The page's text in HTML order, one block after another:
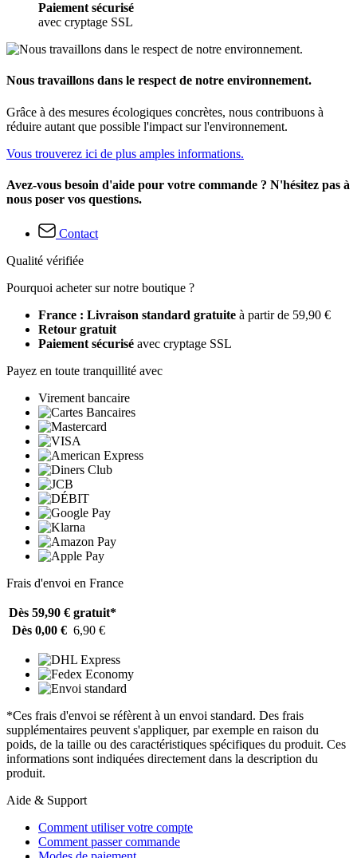
Paiement sécurisé
avec cryptage SSL
Nous travaillons dans le respect de notre environnement.
Grâce à des mesures écologiques concrètes, nous contribuons à
réduire autant que possible l'impact sur l'environnement.
Vous trouverez ici de plus amples informations.
Avez-vous besoin d'aide pour votre commande ? N'hésitez pas à
nous poser vos questions.
Contact
Qualité vérifiée
Pourquoi acheter sur notre boutique ?
France : Livraison standard gratuite à partir de 59,90 €
Retour gratuit
Paiement sécurisé avec cryptage SSL
Payez en toute tranquillité avec
Virement bancaire
Frais d'envoi en France
Dès 59,90 € gratuit*
Dès 0,00 € 6,90 €
*Ces frais d'envoi se réfèrent à un envoi standard. Des frais
supplémentaires peuvent s'appliquer, par exemple en raison du
poids, de la taille ou des caractéristiques spécifiques du produit. Ces
informations sont indiquées directement dans la description du
produit.
Aide & Support
Comment utiliser votre compte
Comment passer commande